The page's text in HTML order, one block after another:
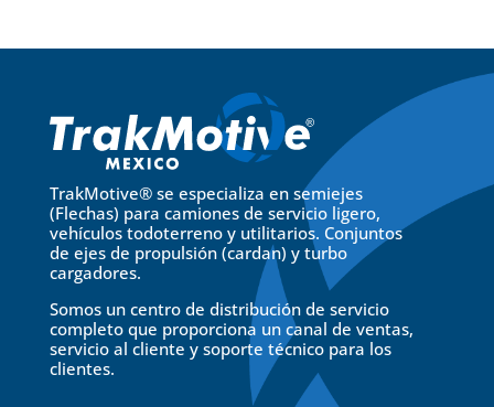
TrakMotive® se especializa en semiejes
(Flechas) para camiones de servicio ligero,
vehículos todoterreno y utilitarios. Conjuntos
de ejes de propulsión (cardan) y turbo
cargadores.
Somos un centro de distribución de servicio
completo que proporciona un canal de ventas,
servicio al cliente y soporte técnico para los
clientes.